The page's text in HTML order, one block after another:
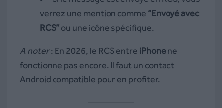
verrez une mention comme “Envoyé avec
RCS”ou une icône spécifique.
A noter: En 2026, le RCS entre iPhonene
fonctionne pas encore. Il faut un contact
Android compatible pour en profiter.